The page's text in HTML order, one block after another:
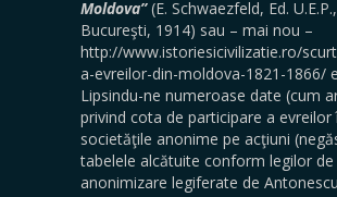
Moldova”(E. Schwaezfeld, Ed. U.E.P.,
Bucureşti, 1914) sau – mai nou –
http://www.istoriesicivilizatie.ro/
a-evreilor-din-moldova-1821-1866/
Lipsindu-ne numeroase date (cum
privind cota de participare a evreilor
societăţile anonime pe acţiuni
tabelele alcătuite conform legilor de
anonimizare legiferate de